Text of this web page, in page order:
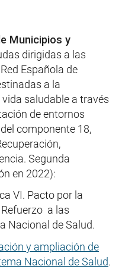
Municipios y
dirigidas a las
Española de
a la
saludable a través
de entornos
componente 18,
Segunda
en 2022):
VI. Pacto por la
a las
Nacional de Salud.
y ampliación de
Nacional de Salud.